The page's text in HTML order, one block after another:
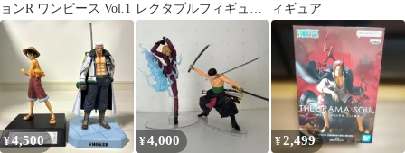
ョンR ワンピース Vol.1
レクタブルフィギュア
親子の血筋III 2種セッ
ト
ィギュア
¥4,500 ¥4,000 ¥2,499